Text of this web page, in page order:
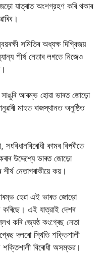
যাত্ৰাত অংশগ্রহণ কৰি থকাৰ
সমিতিৰ অধ্যক্ষ দিগ্বিজয়
শীর্ষ নেতাৰ লগতে নিজেও
সাঙুৰি আৰম্ভ হোৱা ভাৰত জোড়ো
মাহত ৰাজস্থানত অনুষ্ঠিত
সংবিধানবিৰোধী কামৰ বিপৰীতে
উদ্দেশ্যে ভাৰত জোড়ো
নেতাগৰাকীয়ে কয়।
হেৱা এই ভাৰত জোড়ো
এই যাত্রাই দেশৰ
কৰি জ্যেষ্ঠ কংগ্ৰেছ নেতা
দলৰো স্থিতি শক্তিশালী
বিৰোধী অসম্ভৱ।